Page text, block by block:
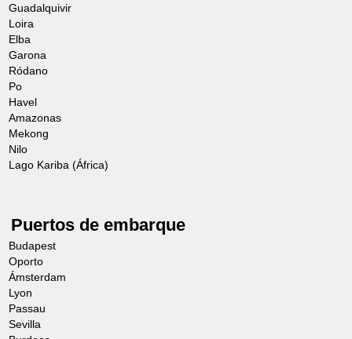
Guadalquivir
Loira
Elba
Garona
Ródano
Po
Havel
Amazonas
Mekong
Nilo
Lago Kariba (África)
Puertos de embarque
Budapest
Oporto
Ámsterdam
Lyon
Passau
Sevilla